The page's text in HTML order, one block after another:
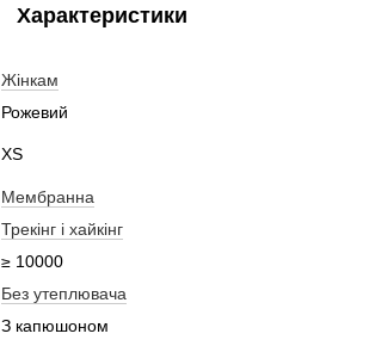
Характеристики
Жінкам
Рожевий
XS
Мембранна
Трекінг і хайкінг
≥ 10000
Без утеплювача
З капюшоном